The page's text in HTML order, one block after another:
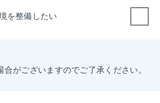
を整備したい
がございますのでご了承ください。